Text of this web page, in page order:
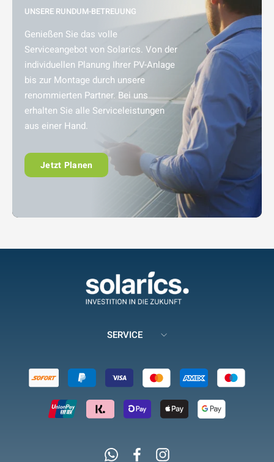
UNSERE RUNDUM-BETREUUNG
Genießen Sie das volle
Serviceangebot von Solarics. Von der
individuellen Planung Ihrer PV-Anlage
bis zur Montage durch unsere
renommierten Partner. Bei uns
erhalten Sie alle Serviceleistungen
aus einer Hand.
Jetzt Planen
SERVICE
WhatsappFacebookInstagram